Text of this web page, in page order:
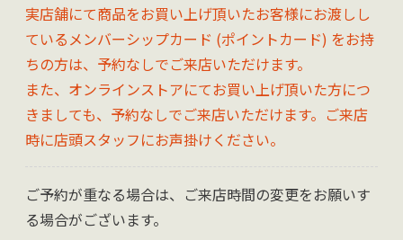
実店舗にて商品をお買い上げ頂いたお客様にお渡しし
ているメンバーシップカード (ポイントカード) をお持
ちの方は、予約なしでご来店いただけます。
また、オンラインストアにてお買い上げ頂いた方につ
きましても、予約なしでご来店いただけます。ご来店
時に店頭スタッフにお声掛けください。
ご予約が重なる場合は、ご来店時間の変更をお願いす
る場合がございます。